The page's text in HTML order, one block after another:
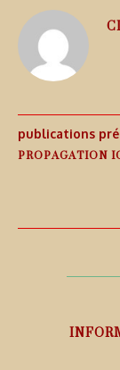
publications
PROPAGATION